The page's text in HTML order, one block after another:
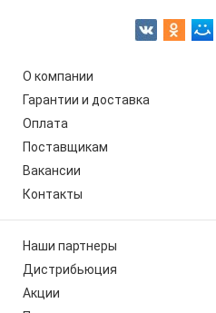
О компании
Гарантии и доставка
Оплата
Поставщикам
Вакансии
Контакты
Наши партнеры
Дистрибьюция
Акции